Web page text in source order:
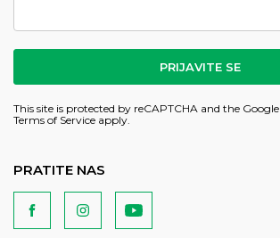
PRIJAVITE SE
This site is protected by reCAPTCHA and the Google
Terms of Service apply.
PRATITE NAS